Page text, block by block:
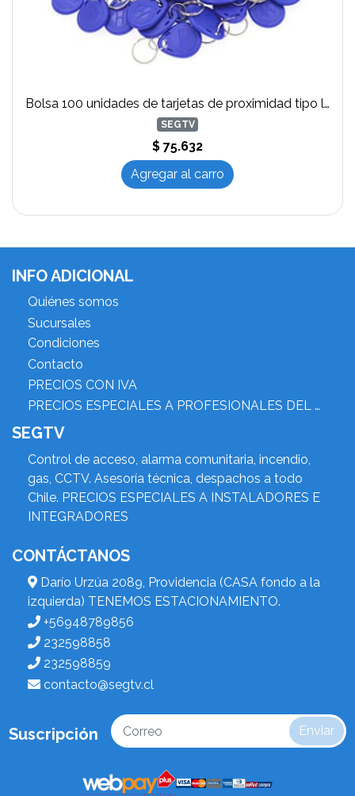
Bolsa 100 unidades de tarjetas de proximidad tipo llavero 125Kz
SEGTV
$ 75.632
Agregar al carro
INFO ADICIONAL
Quiénes somos
Sucursales
Condiciones
Contacto
PRECIOS CON IVA
PRECIOS ESPECIALES A PROFESIONALES DEL RUBRO
SEGTV
Control de acceso, alarma comunitaria, incendio,
gas, CCTV. Asesoría técnica, despachos a todo
Chile. PRECIOS ESPECIALES A INSTALADORES E
INTEGRADORES
CONTÁCTANOS
Darío Urzúa 2089, Providencia (CASA fondo a la
izquierda) TENEMOS ESTACIONAMIENTO.
+56948789856
232598858
232598859
contacto@segtv.cl
Suscripción Enviar